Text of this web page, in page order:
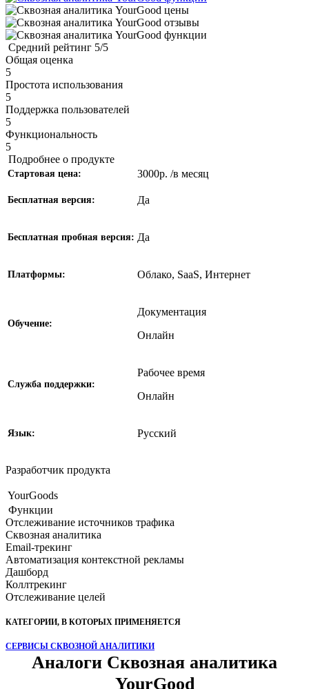
Средний рейтинг 5/5
Общая оценка
5
Простота использования
5
Поддержка пользователей
5
Функциональность
5
Подробнее о продукте
Стартовая цена: 3000р. /в месяц
Бесплатная версия: Да
Бесплатная пробная версия: Да
Платформы: Облако, SaaS, Интернет
Обучение:
Документация
Онлайн
Службa поддержки:
Рабочее время
Онлайн
Язык: Русский
Разработчик продукта
YourGoods
Функции
Отслеживание источников трафика
Сквозная аналитика
Email-трекинг
Автоматизация контекстной рекламы
Дашборд
Коллтрекинг
Отслеживание целей
КАТЕГОРИИ, В КОТОРЫХ ПРИМЕНЯЕТСЯ
СЕРВИСЫ СКВОЗНОЙ АНАЛИТИКИ
Аналоги Сквозная аналитика
YourGood